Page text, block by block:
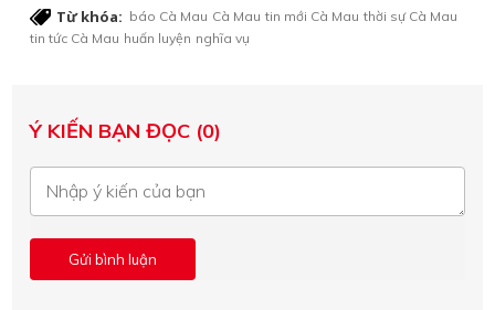
Từ khóa: báo Cà Mau Cà Mau tin mới Cà Mau thời sự Cà Mau
tin tức Cà Mau huấn luyện nghĩa vụ
Ý KIẾN BẠN ĐỌC (0)